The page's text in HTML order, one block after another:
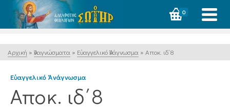
0
Αρχική » Ἀναγνώσματα » Εὐαγγελικό Ἀνάγνωσμα » Αποκ. ιδ΄8
Εὐαγγελικό Ἀνάγνωσμα
Αποκ. ιδ΄8